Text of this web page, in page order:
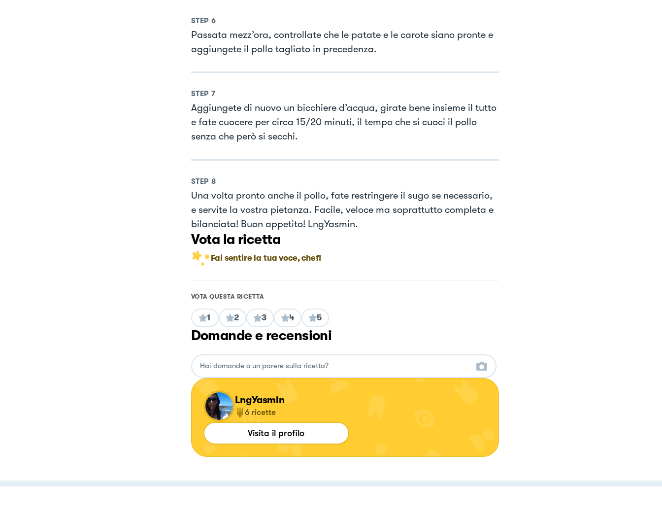
STEP 6
Passata mezz’ora, controllate che le patate e le carote siano pronte e
aggiungete il pollo tagliato in precedenza.
STEP 7
Aggiungete di nuovo un bicchiere d’acqua, girate bene insieme il tutto
e fate cuocere per circa 15/20 minuti, il tempo che si cuoci il pollo
senza che però si secchi.
STEP 8
Una volta pronto anche il pollo, fate restringere il sugo se necessario,
e servite la vostra pietanza. Facile, veloce ma soprattutto completa e
bilanciata! Buon appetito! LngYasmin.
Vota la ricetta
Fai sentire la tua voce, chef!
VOTA QUESTA RICETTA
1 2 3 4 5
Domande e recensioni
LngYasmin
6 ricette
Visita il profilo